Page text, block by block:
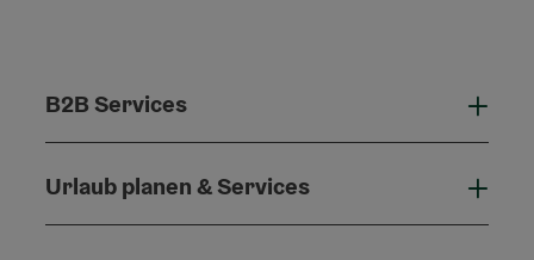
B2B Services
Urlaub planen & Services